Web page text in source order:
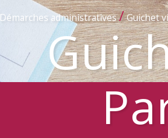
Démarches administratives/Guichet